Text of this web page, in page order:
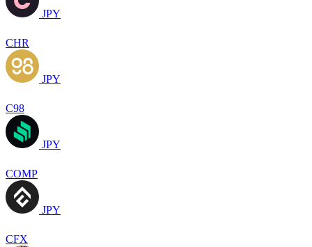
JPY
CHR
JPY
C98
JPY
COMP
JPY
CFX